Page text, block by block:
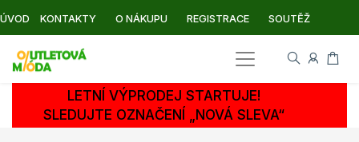
ÚVOD KONTAKTY O NÁKUPU REGISTRACE SOUTĚŽ
LETNÍ VÝPRODEJ STARTUJE!
SLEDUJTE OZNAČENÍ „NOVÁ SLEVA“